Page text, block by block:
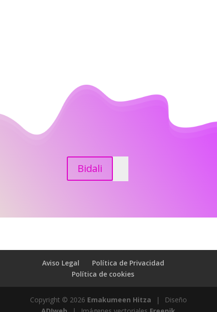
Bidali
Aviso Legal
Política de Privacidad
Política de cookies
Copyright © 2026 Emakumeen Hitza |
Diseño